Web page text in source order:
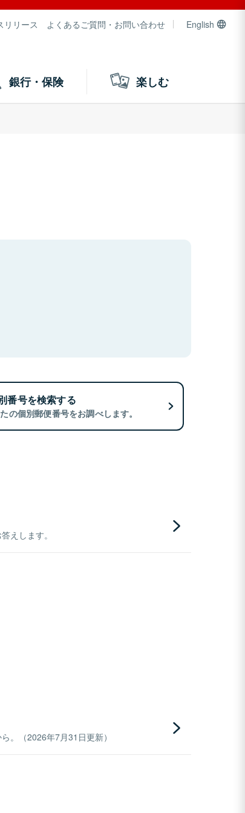
リリース よくあるご質問・お問い合わせ English
銀行・保険 楽しむ
番号を検索する
の個別郵便番号をお調べします。
えします。
。（2026年7月31日更新）